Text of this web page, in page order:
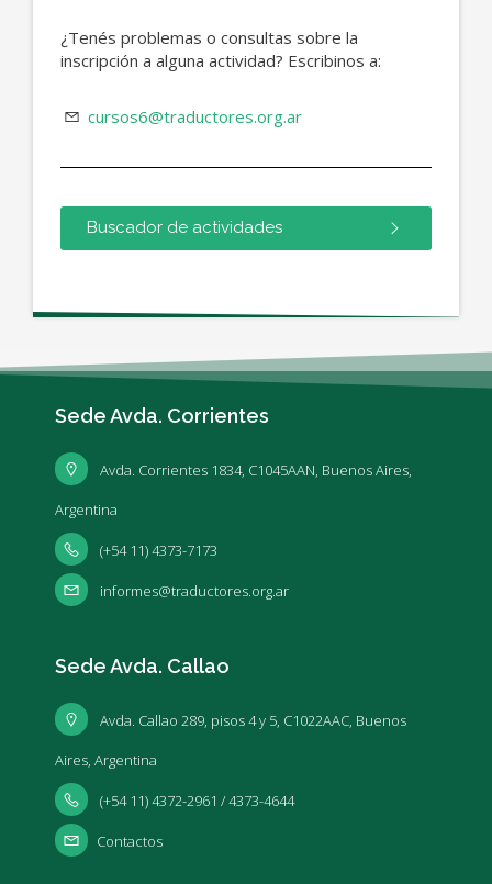
¿Tenés problemas o consultas sobre la
inscripción a alguna actividad? Escribinos a:
cursos6@traductores.org.ar
Buscador de actividades
Sede Avda. Corrientes
Avda. Corrientes 1834, C1045AAN, Buenos Aires,
Argentina
(+54 11) 4373-7173
informes@traductores.org.ar
Sede Avda. Callao
Avda. Callao 289, pisos 4 y 5, C1022AAC, Buenos
Aires, Argentina
(+54 11) 4372-2961 / 4373-4644
Contactos